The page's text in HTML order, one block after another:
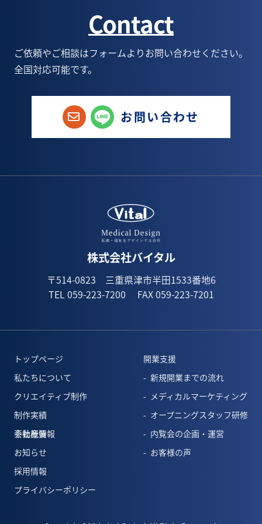
5月(9)
4月(8)
6月(6)
5月(6)
7月(6)
6月(9)
5月(1)
1月(1)
Contact
ご依頼やご相談はフォームよりお問い合わせください。
全国対応可能です。
お問い合わせ
株式会社バイタル
〒514-0823 三重県津市半田1533番地6
TEL 059-223-7200 FAX 059-223-7201
トップページ
私たちについて
クリエイティブ制作
制作実績
会社概要
開業支援
新規開業までの流れ
メディカルマーケティング
オープニングスタッフ研修
内覧会の企画・運営
お客様の声
不動産情報
お知らせ
採用情報
プライバシーポリシー